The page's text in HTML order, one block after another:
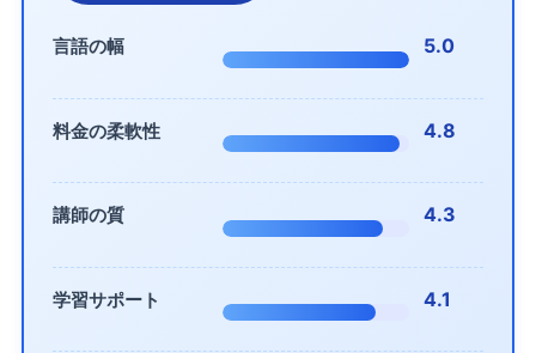
言語の幅 5.0
料金の柔軟性 4.8
講師の質 4.3
学習サポート 4.1